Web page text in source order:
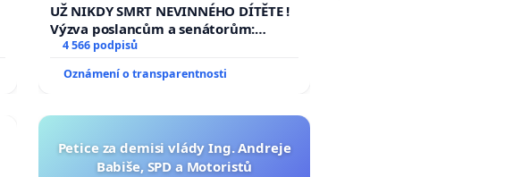
opakovat!
UŽ NIKDY SMRT NEVINNÉHO DÍTĚTE !
Výzva poslancům a senátorům:
Změňte urychleně zákon, aby se
opakovat!
4 566 podpisů
Oznámení o transparentnosti
Petice za demisi vlády Ing. Andreje
Babiše, SPD a Motoristů